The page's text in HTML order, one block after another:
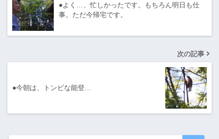
●よく…、忙しかったです。もちろん明日も仕
事。ただ今帰宅です。
次の記事
●今朝は、トンビな能登…